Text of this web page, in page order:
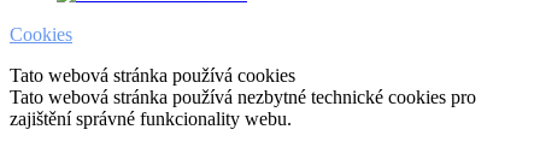
Cookies
Tato webová stránka používá cookies
Tato webová stránka používá nezbytné technické cookies pro
zajištění správné funkcionality webu.